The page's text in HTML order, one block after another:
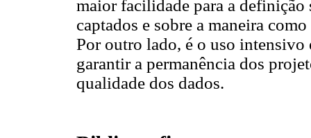
maior facilidade para a definição
captados e sobre a maneira
Por outro lado, é o uso intensivo
garantir a permanência dos
qualidade dos dados.